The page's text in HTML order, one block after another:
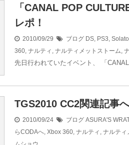
「CANAL POP
レポ！
2010/09/29 ブログ DS, PS3,
360, ナルティ , ナルティメットストーム,
先日行われていたイベント、 「
TGS2010 CC2関連記事
2010/09/24 ブログ ASURA'S
らCODAへ, Xbox 360, ナルティ , ナルティ